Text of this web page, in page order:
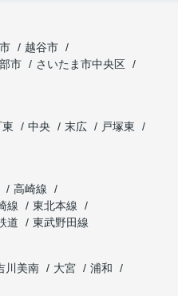
越谷市
市
さいたま市中央区
中央 末広
戸塚東
高崎線
線
東北本線
道
東武野田線
川美南 大宮
浦和